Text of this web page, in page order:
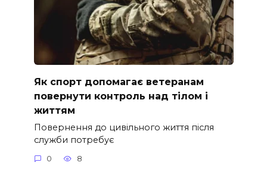
Як спорт допомагає ветеранам
повернути контроль над тілом і
життям
Повернення до цивільного життя після
служби потребує
0 8